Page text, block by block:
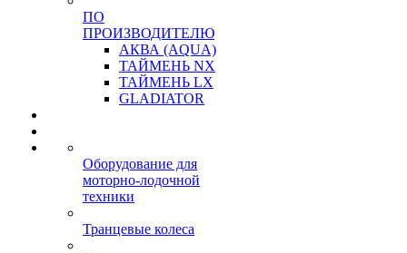
ПО
ПРОИЗВОДИТЕЛЮ
АКВА (AQUA)
ТАЙМЕНЬ NX
ТАЙМЕНЬ LX
GLADIATOR
Оборудование для
моторно-лодочной
техники
Транцевые колеса